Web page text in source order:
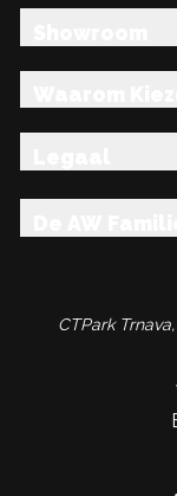
CTPark